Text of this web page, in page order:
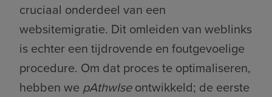
cruciaal onderdeel van een
websitemigratie. Dit omleiden van weblinks
is echter een tijdrovende en foutgevoelige
procedure. Om dat proces te optimaliseren,
hebben we pAthwIseontwikkeld; de eerste